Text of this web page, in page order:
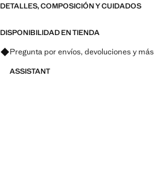
DETALLES, COMPOSICIÓN Y CUIDADOS
DISPONIBILIDAD EN TIENDA
Pregunta por envíos, devoluciones y más
ASSISTANT